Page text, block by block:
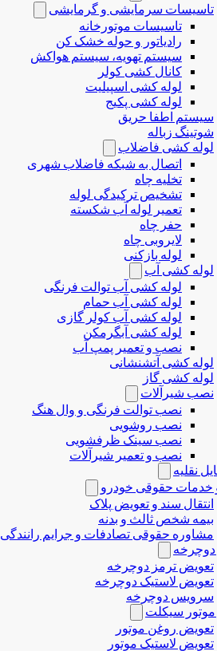
تاسیسات سرمایشی و گرمایشی
تاسیسات موتورخانه
رادیاتور و حوله خشک کن
سیستم تهویه، سیستم هواکش
کانال کشی کولر
لوله کشی اسپیلیت
لوله کشی پکیج
سیستم اطفا حریق
شوتینگ زباله
لوله كشی فاضلاب
اتصال به شبکه فاضلاب شهری
تخلیه چاه
تشخیص ترکیدگی لوله
تعمیر لوله آب شکسته
حفر چاه
لایروبی چاه
لوله بازکنی
لوله کشی آب
لوله کشی آب توالت فرنگی
لوله کشی آب حمام
لوله کشی آب کولر گازی
لوله کشی آبگرمکن
نصب و تعمیر پمپ آب
لوله کشی آتشنشانی
لوله کشی گاز
نصب شیرآلات
نصب توالت فرنگی و وال هنگ
نصب روشویی
نصب سینک ظرفشویی
نصب و تعمیر شیرآلات
نقلیه
خدمات حقوقی خودرو
انتقال سند و تعویض پلاک
بیمه شخص ثالث و بدنه
مشاوره حقوقی تصادفات و جرایم رانندگی
دوچرخه
تعویض ترمز دوچرخه
تعویض لاستیک دوچرخه
سرویس دوچرخه
موتور سیکلت
تعویض روغن موتور
تعویض لاستیک موتور